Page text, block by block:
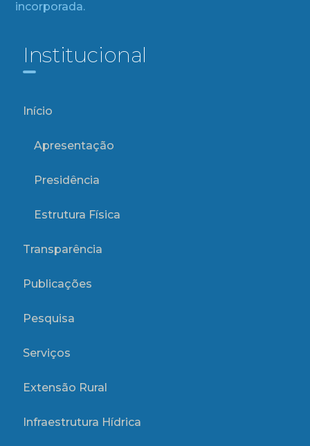
incorporada.
Institucional
Início
Apresentação
Presidência
Estrutura Física
Transparência
Publicações
Pesquisa
Serviços
Extensão Rural
Infraestrutura Hídrica